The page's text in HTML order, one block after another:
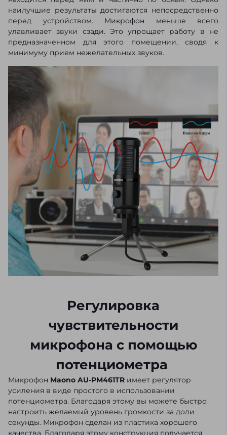
наилучшие результаты достигаются непосредственно
перед устройством. Микрофон меньше всего
улавливает звуки сзади. Это упрощает работу в не
предназначенном для этого помещении, сводя к
минимуму прием нежелательных звуков.
Регулировка
чувствительности
микрофона с помощью
потенциометра
Микрофон Maono AU-PM461TR имеет регулятор
усиления в виде простого в использовании
потенциометра. Благодаря этому вы можете быстро
настроить желаемый уровень громкости за доли
секунды. Микрофон сделан из пластика хорошего
качества. Благодаря этому конструкция получается